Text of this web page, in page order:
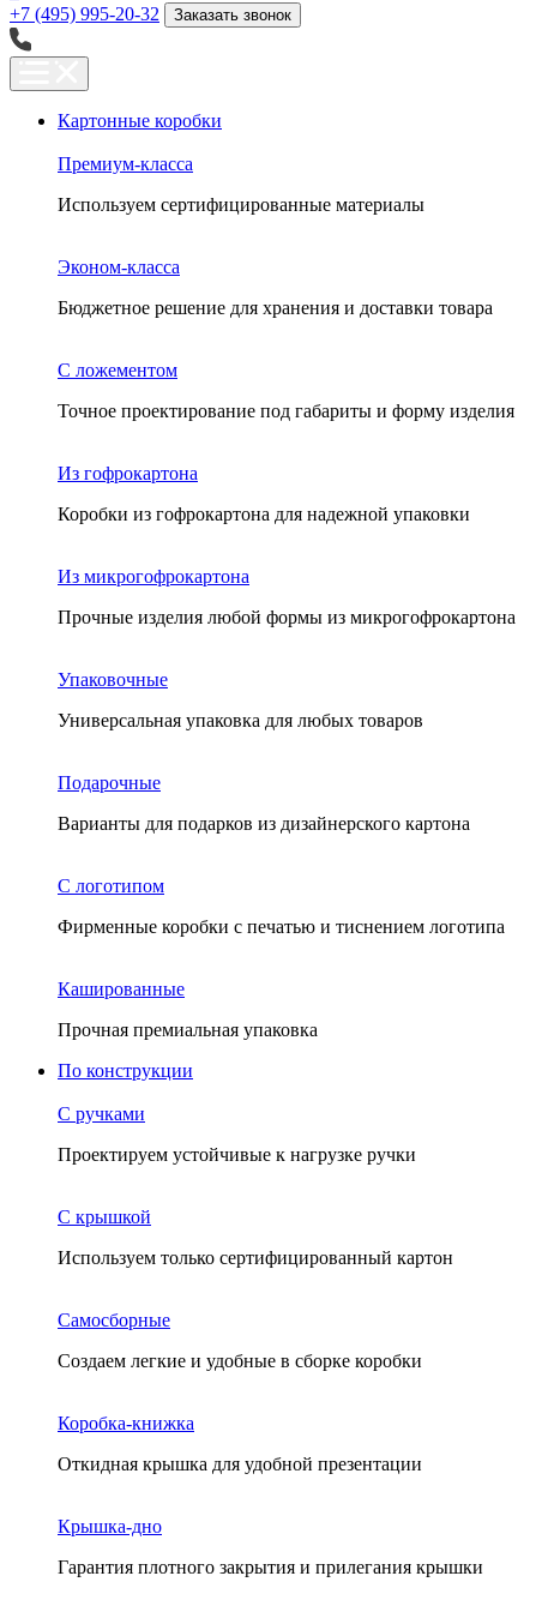
+7 (495) 995-20-32 Заказать звонок
Картонные коробки
Премиум-класса
Используем сертифицированные материалы
Эконом-класса
Бюджетное решение для хранения и доставки товара
С ложементом
Точное проектирование под габариты и форму изделия
Из гофрокартона
Коробки из гофрокартона для надежной упаковки
Из микрогофрокартона
Прочные изделия любой формы из микрогофрокартона
Упаковочные
Универсальная упаковка для любых товаров
Подарочные
Варианты для подарков из дизайнерского картона
С логотипом
Фирменные коробки с печатью и тиснением логотипа
Кашированные
Прочная премиальная упаковка
По конструкции
С ручками
Проектируем устойчивые к нагрузке ручки
С крышкой
Используем только сертифицированный картон
Самосборные
Создаем легкие и удобные в сборке коробки
Коробка-книжка
Откидная крышка для удобной презентации
Крышка-дно
Гарантия плотного закрытия и прилегания крышки